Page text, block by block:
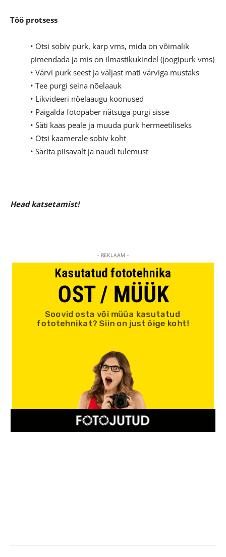
Töö protsess
• Otsi sobiv purk, karp vms, mida on võimalik
pimendada ja mis on ilmastikukindel (joogipurk vms)
• Värvi purk seest ja väljast mati värviga mustaks
• Tee purgi seina nõelaauk
• Likvideeri nõelaaugu koonused
• Paigalda fotopaber nätsuga purgi sisse
• Säti kaas peale ja muuda purk hermeetiliseks
• Otsi kaamerale sobiv koht
• Särita piisavalt ja naudi tulemust
Head katsetamist!
- REKLAAM -